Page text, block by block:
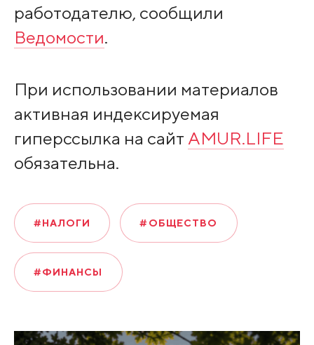
работодателю, сообщили
Ведомости.
При использовании материалов
активная индексируемая
гиперссылка на сайт AMUR.LIFE
обязательна.
#НАЛОГИ #ОБЩЕСТВО
#ФИНАНСЫ